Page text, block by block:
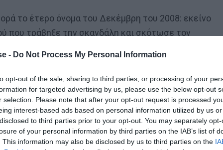
- Do Not Process My Personal Information
opt-out of the sale, sharing to third parties, or processing of your
for targeted advertising by us, please use the below opt-out
selection. Please note that after your opt-out request is processed
interest-based ads based on personal information utilized by us
to third parties prior to your opt-out. You may separately
of your personal information by third parties on the IAB’s list of
This information may also be disclosed by us to third parties on the
το έτερο όνομα του Δεκέμβρη του 2008: εκείνο
που τράβηξε την σκανδάλη και σκότωσε τον
και αποτέλεσε την άλλη όψη του νομίσματος -σε
Εκείνη την εποχή ήταν πολύ δύσκολο να
ποινή των ισοβίων που ζητούσε το κίνημα του
ανταπάντηση από κάποια άλλη μερίδα της
ήταν πολλές.